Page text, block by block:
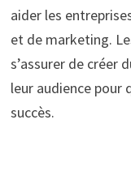
aider les
et de marketing.
s’assurer de créer
leur audience pour
succès.